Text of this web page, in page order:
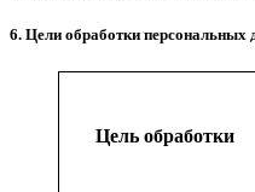
6. Цели обработки персональных
Цель обработки